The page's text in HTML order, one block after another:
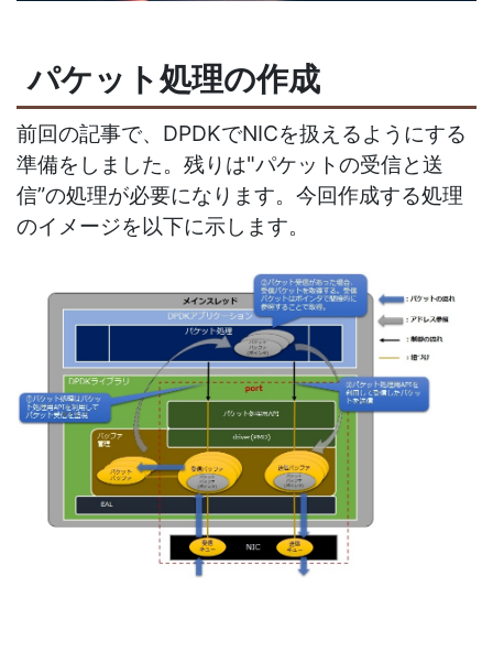
パケット処理の作成
前回の記事で、DPDKでNICを扱えるようにする
準備をしました。残りは"パケットの受信と送
信”の処理が必要になります。今回作成する処理
のイメージを以下に示します。